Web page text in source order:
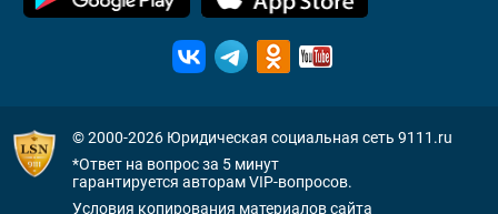
© 2000-2026 Юридическая социальная сеть 9111.ru
*Ответ на вопрос за 5 минут
гарантируется авторам VIP-вопросов.
Условия копирования материалов сайта